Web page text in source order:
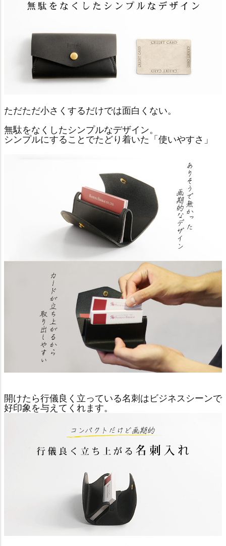
ただただ小さくするだけでは面白くない。
無駄をなくしたシンプルなデザイン。
シンプルにすることでたどり着いた「使いやすさ」
開けたら行儀良く立っている名刺はビジネスシーンで
好印象を与えてくれます。